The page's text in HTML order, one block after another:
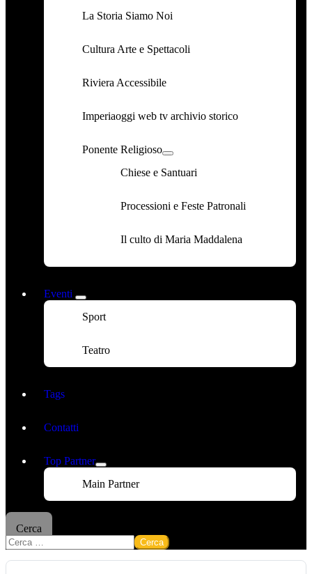
La Storia Siamo Noi
Cultura Arte e Spettacoli
Riviera Accessibile
Imperiaoggi web tv archivio storico
Ponente Religioso
Chiese e Santuari
Processioni e Feste Patronali
Il culto di Maria Maddalena
Eventi
Sport
Teatro
Tags
Contatti
Top Partner
Main Partner
Cerca
Cerca